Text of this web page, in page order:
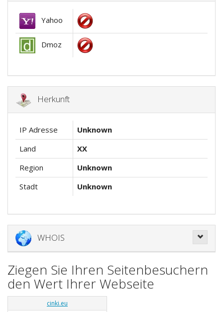
Yahoo
Dmoz
Herkunft
IP Adresse
Unknown
Land
XX
Region
Unknown
Stadt
Unknown
WHOIS
Ziegen Sie Ihren Seitenbesuchern
den Wert Ihrer Webseite
cinki.eu